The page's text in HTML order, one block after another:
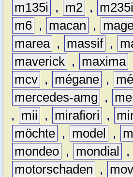
m135i
, m2 , m235i
m6 , macan ,
marea , massif ,
maverick , maxima
mcv , mégane ,
mercedes-amg
,
,
mii , mirafiori ,
möchte , model ,
mondeo , mondial ,
motorschaden
,